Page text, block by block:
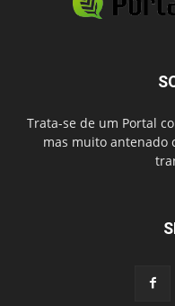
Trata-se de um Portal
mas muito antenado